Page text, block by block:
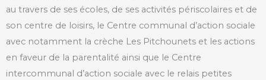
au travers de ses écoles, de ses activités périscolaires et de
son centre de loisirs, le Centre communal d’action sociale
avec notamment la crèche Les Pitchounets et les actions
en faveur de la parentalité ainsi que le Centre
intercommunal d’action sociale avec le relais petites